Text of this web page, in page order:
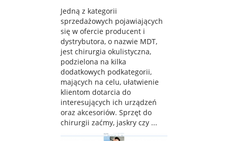
Jedną z kategorii
sprzedażowych pojawiających
się w ofercie producent i
dystrybutora, o nazwie MDT,
jest chirurgia okulistyczna,
podzielona na kilka
dodatkowych podkategorii,
mających na celu, ułatwienie
klientom dotarcia do
interesujących ich urządzeń
oraz akcesoriów. Sprzęt do
chirurgii zaćmy, jaskry czy ...